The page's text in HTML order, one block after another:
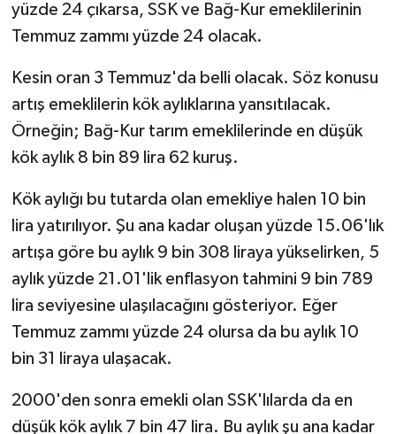
yüzde 24 çıkarsa, SSK ve Bağ-Kur emeklilerinin
Temmuz zammı yüzde 24 olacak.
Kesin oran 3 Temmuz'da belli olacak. Söz konusu
artış emeklilerin kök aylıklarına yansıtılacak.
Örneğin; Bağ-Kur tarım emeklilerinde en düşük
kök aylık 8 bin 89 lira 62 kuruş.
Kök aylığı bu tutarda olan emekliye halen 10 bin
lira yatırılıyor. Şu ana kadar oluşan yüzde 15.06'lık
artışa göre bu aylık 9 bin 308 liraya yükselirken, 5
aylık yüzde 21.01'lik enflasyon tahmini 9 bin 789
lira seviyesine ulaşılacağını gösteriyor. Eğer
Temmuz zammı yüzde 24 olursa da bu aylık 10
bin 31 liraya ulaşacak.
2000'den sonra emekli olan SSK'lılarda da en
düşük kök aylık 7 bin 47 lira. Bu aylık şu ana kadar